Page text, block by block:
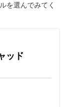
を選んでみてく
ッド